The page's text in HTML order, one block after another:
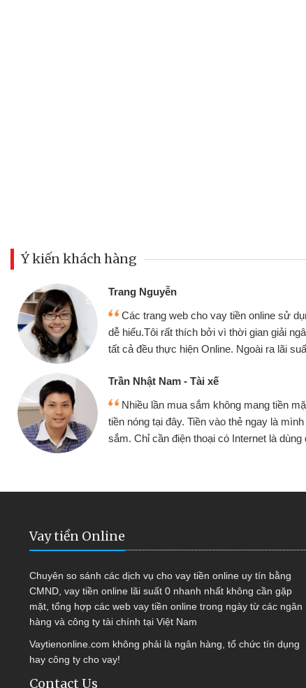
Ý kiến khách hàng
tiền online sử dụng thân thiện,
thời gian giải ngân nhanh chóng
Ngoài ra lãi suất rất tốt
mang tiền mặt mình đều vay
thẻ ngay là mình lại tiếp tục mua
có Internet là dùng được
nhưng
không
Tôi
hàng,
quyết
Vay tiền Online
Chuyên so sánh các dịch vụ cho vay tiền online uy tín bằng
CMND, vay tiền online lãi suất 0 nhanh nhất không cần gặp
mặt, tổng hợp các web vay tiền online trong ngày từ các ngân
hàng và công ty tài chính tại Việt Nam
Vaytienonline.com không phải là ngân hàng, tổ chức tín dụng
hay công ty cho vay!
Contact Us